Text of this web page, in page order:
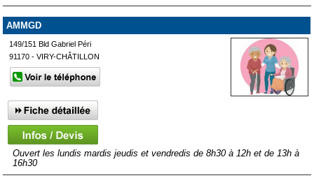
AMMGD
149/151 Bld Gabriel Péri
91170 - VIRY-CHÂTILLON
Ouvert les lundis mardis jeudis et vendredis de 8h30 à 12h et de 13h à
16h30